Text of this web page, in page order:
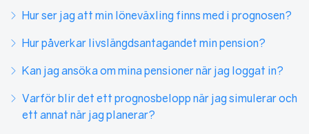
Hur ser jag att min löneväxling finns med i prognosen?
Hur påverkar livslängdsantagandet min pension?
Kan jag ansöka om mina pensioner när jag loggat in?
Varför blir det ett prognosbelopp när jag simulerar och
ett annat när jag planerar?